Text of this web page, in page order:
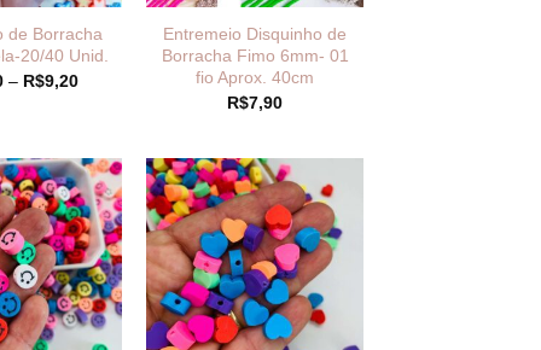
de Borracha
20/40 Unid.
– R$9,20Faixa
R$9,20
Entremeio Disquinho de
Borracha Fimo 6mm- 01
fio Aprox. 40cm
R$7,90